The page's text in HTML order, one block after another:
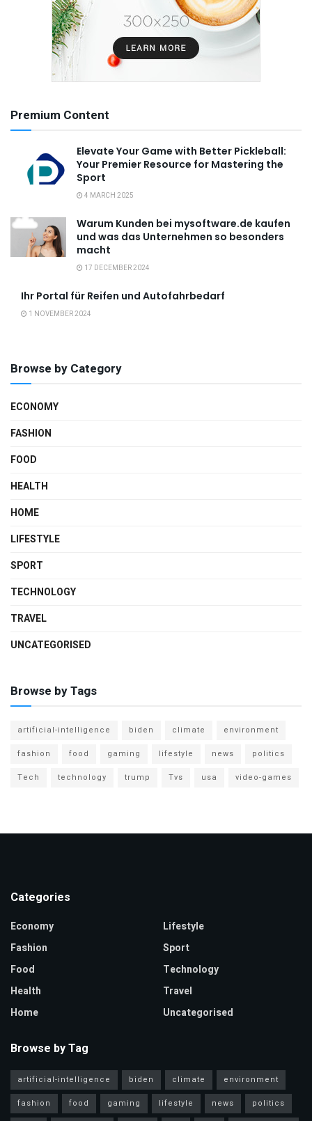
Premium Content
Elevate Your Game with Better Pickleball:
Your Premier Resource for Mastering the
Sport
4 MARCH 2025
Warum Kunden bei mysoftware.de kaufen
und was das Unternehmen so besonders
macht
17 DECEMBER 2024
Ihr Portal für Reifen und Autofahrbedarf
1 NOVEMBER 2024
Browse by Category
ECONOMY
FASHION
FOOD
HEALTH
HOME
LIFESTYLE
SPORT
TECHNOLOGY
TRAVEL
UNCATEGORISED
Browse by Tags
artificial-intelligence biden climate
environment
fashion
food gaming lifestyle news
politics
Tech
technology trump Tvs usa video-games
Categories
Economy
Fashion
Food
Health
Home
Lifestyle
Sport
Technology
Travel
Uncategorised
Browse by Tag
artificial-intelligence biden climate
environment
fashion
food gaming lifestyle news politics